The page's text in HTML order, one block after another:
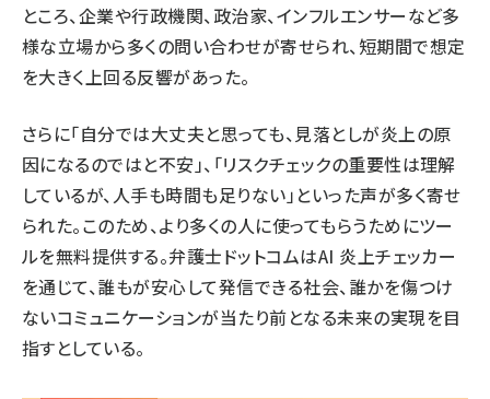
ところ、企業や行政機関、政治家、インフルエンサーなど多
様な立場から多くの問い合わせが寄せられ、短期間で想定
を大きく上回る反響があった。
さらに「自分では大丈夫と思っても、見落としが炎上の原
因になるのではと不安」、「リスクチェックの重要性は理解
しているが、人手も時間も足りない」といった声が多く寄せ
られた。このため、より多くの人に使ってもらうためにツー
ルを無料提供する。弁護士ドットコムはAI 炎上チェッカー
を通じて、誰もが安心して発信できる社会、誰かを傷つけ
ないコミュニケーションが当たり前となる未来の実現を目
指すとしている。